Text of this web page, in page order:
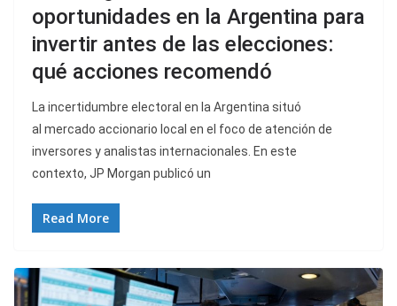
oportunidades en la Argentina para
invertir antes de las elecciones:
qué acciones recomendó
La incertidumbre electoral en la Argentina situó
al mercado accionario local en el foco de atención de
inversores y analistas internacionales. En este
contexto, JP Morgan publicó un
Read More